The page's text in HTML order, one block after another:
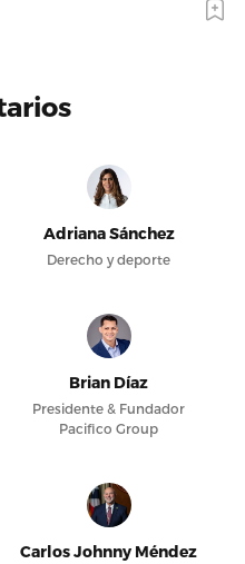
Adriana Sánchez
Derecho y deporte
Brian Díaz
Presidente & Fundador
Pacifico Group
Carlos Johnny Méndez